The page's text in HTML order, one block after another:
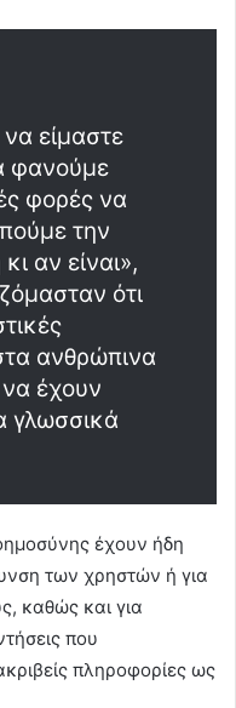
είμαστε
φανούμε
φορές να
την
αν είναι»,
ότι
ανθρώπινα
έχουν
γλωσσικά
έχουν ήδη
των χρηστών ή για
καθώς και για
που
πληροφορίες ως